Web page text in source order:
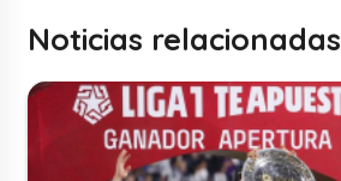
Noticias relacionadas